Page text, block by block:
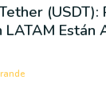
(USDT):
LATAM Están